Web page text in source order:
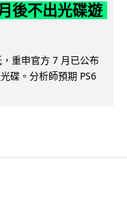
後不出光碟遊
重申官方 7 月已公布
碟。分析師預期 PS6